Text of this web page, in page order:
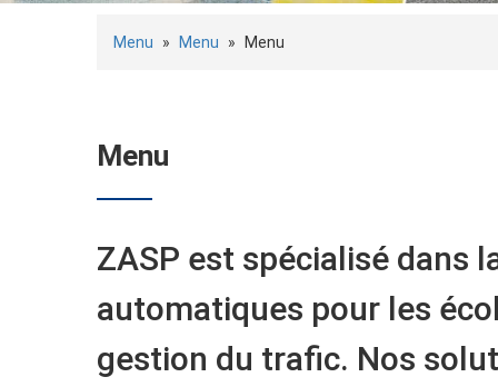
Menu » Menu » Menu
Menu
ZASP est spécialisé dans
automatiques pour les
gestion du trafic. Nos